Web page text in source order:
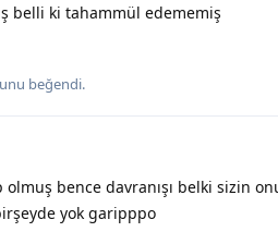
belli ki tahammül edememiş
beğendi.
bence davranışı belki sizin
yok garipppo